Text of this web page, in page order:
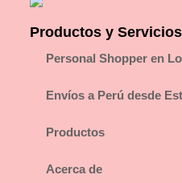
Productos y Servicios
Personal Shopper en
Envíos a Perú desde
Productos
Acerca de